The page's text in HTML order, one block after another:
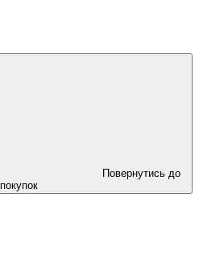
Повернутись до
покупок